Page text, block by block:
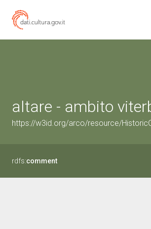
altare - ambito
https://w3id.org/arco/resource/
rdfs:comment